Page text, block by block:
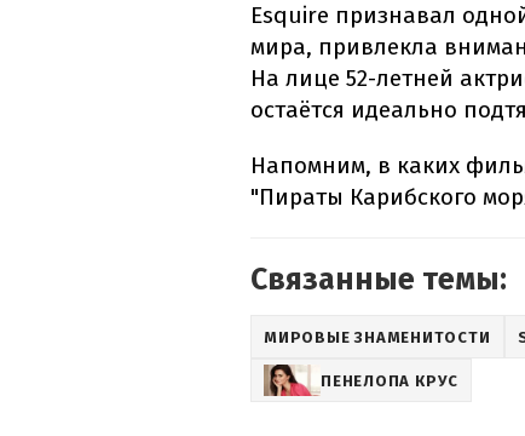
Esquire признавал
мира, привлекла
На лице 52-летней
остаётся идеально
Напомним, в каких
"Пираты Карибского
Связанные темы:
МИРОВЫЕ ЗНАМЕНИТОСТИ
ПЕНЕЛОПА КРУС